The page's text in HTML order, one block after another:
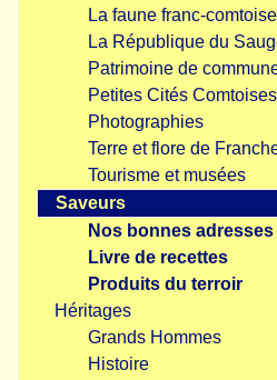
La faune franc-comtoise
La République du
Patrimoine de
Petites Cités
Photographies
Terre et flore de
Tourisme et musées
Saveurs
Nos bonnes adresses
Livre de recettes
Produits du terroir
Héritages
Grands Hommes
Histoire